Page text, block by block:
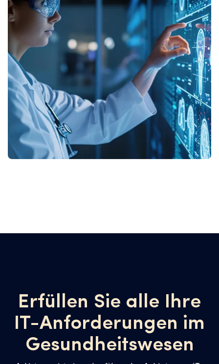
Erfüllen Sie alle Ihre
IT-Anforderungen im
Gesundheitswesen